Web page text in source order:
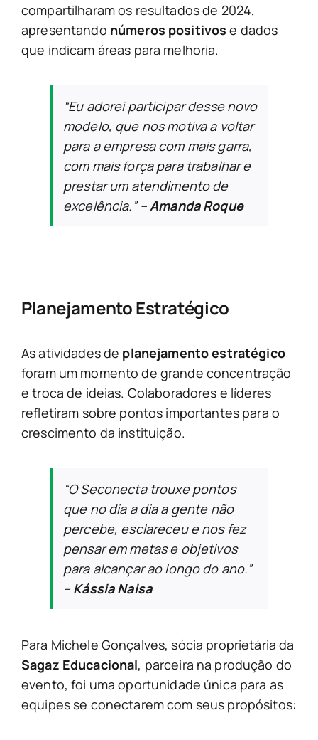
compartilharam os resultados de 2024,
apresentando números positivos e dados
que indicam áreas para melhoria.
“Eu adorei participar desse novo
modelo, que nos motiva a voltar
para a empresa com mais garra,
com mais força para trabalhar e
prestar um atendimento de
excelência.”–Amanda Roque
Planejamento Estratégico
As atividades de planejamento estratégico
foram um momento de grande concentração
e troca de ideias. Colaboradores e líderes
refletiram sobre pontos importantes para o
crescimento da instituição.
“O Seconecta trouxe pontos
que no dia a dia a gente não
percebe, esclareceu e nos fez
pensar em metas e objetivos
para alcançar ao longo do ano.”
– Kássia Naisa
Para Michele Gonçalves, sócia proprietária da
Sagaz Educacional, parceira na produção do
evento, foi uma oportunidade única para as
equipes se conectarem com seus propósitos: